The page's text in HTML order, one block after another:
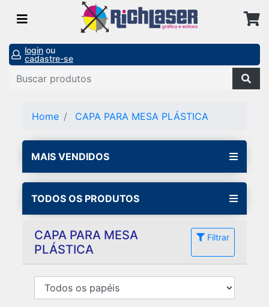
login ou
cadastre-se
Home CAPA PARA MESA PLÁSTICA
MAIS VENDIDOS
TODOS OS PRODUTOS
CAPA PARA MESA
PLÁSTICA
Filtrar